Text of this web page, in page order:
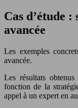
Cas d’étude :
avancée
Les exemples
avancée.
Les résultats
fonction de la
appel à un expert en